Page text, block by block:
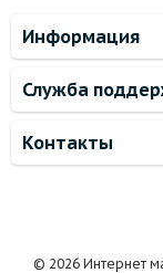
Информация
Служба
Контакты
© 2026 Интернет